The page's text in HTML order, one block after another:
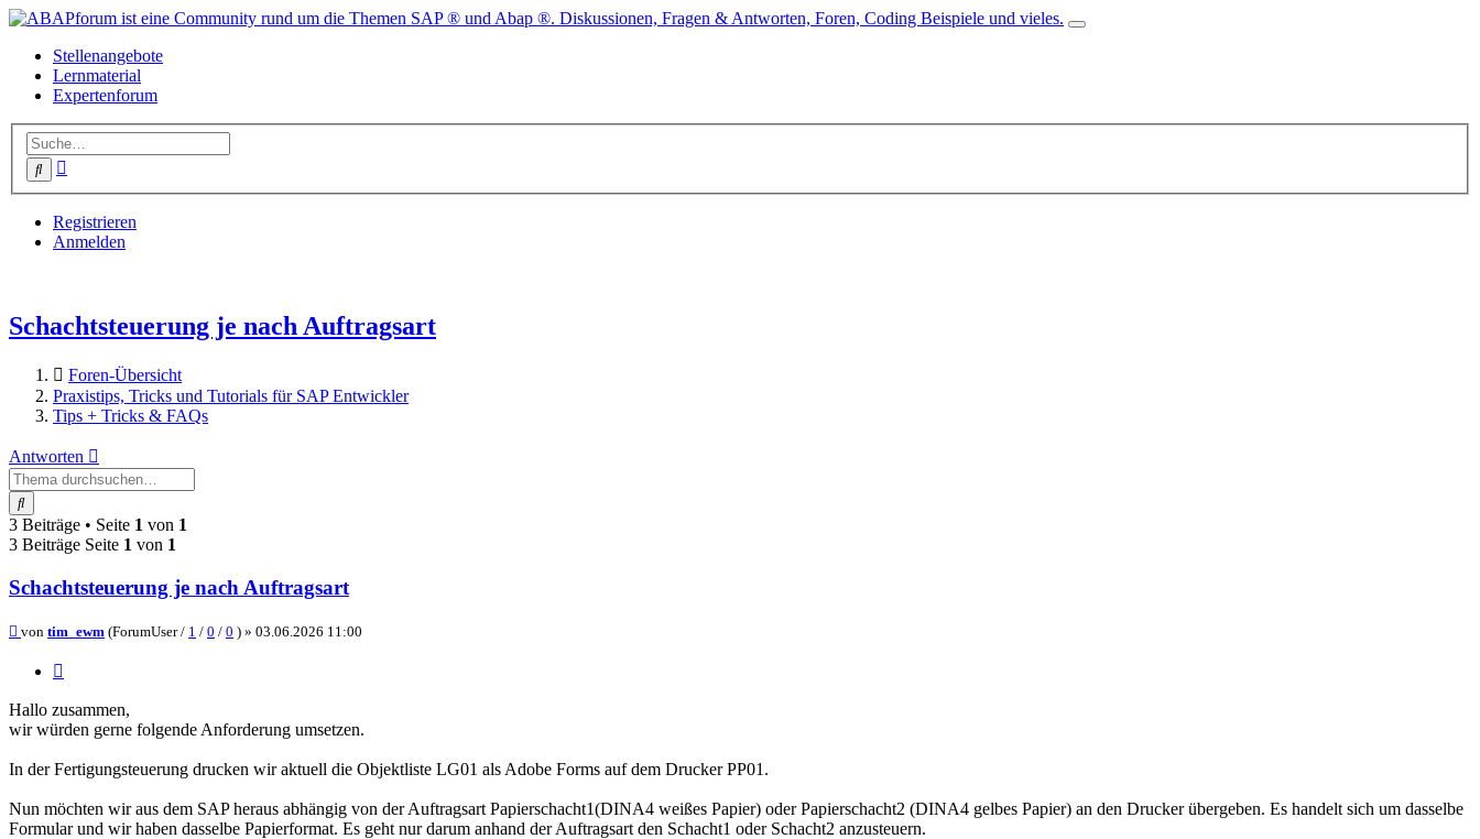
Stellenangebote
Lernmaterial
Expertenforum
Suche
Registrieren
Anmelden
Schachtsteuerung je nach Auftragsart
Foren-Übersicht
Praxistips, Tricks und Tutorials für SAP Entwickler
Tips + Tricks & FAQs
Antworten
Suche
3 Beiträge • Seite 1 von 1
3 Beiträge Seite 1 von 1
Schachtsteuerung je nach Auftragsart
Beitrag
von tim_ewm (ForumUser / 1 / 0 / 0 ) » 03.06.2026 11:00
Hallo zusammen,
wir würden gerne folgende Anforderung umsetzen.
In der Fertigungsteuerung drucken wir aktuell die Objektliste LG01 als Adobe Forms auf dem Drucker PP01.
Nun möchten wir aus dem SAP heraus abhängig von der Auftragsart Papierschacht1(DINA4 weißes Papier) oder Papierschacht2 (DINA4 gelbes Papier) an den Drucker übergeben. Es handelt sich um dasselbe
Formular und wir haben dasselbe Papierformat. Es geht nur darum anhand der Auftragsart den Schacht1 oder Schacht2 anzusteuern.